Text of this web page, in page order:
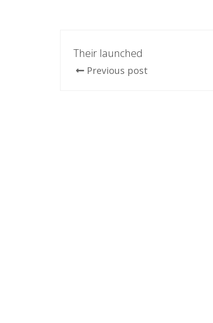
Their launched
Previous post